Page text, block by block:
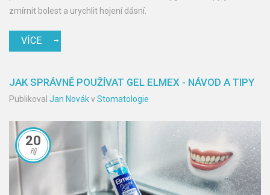
zmírnit bolest a urychlit hojení dásní.
VÍCE
JAK SPRÁVNĚ POUŽÍVAT GEL ELMEX - NÁVOD A TIPY
Publikoval Jan NovákvStomatologie
20
říj